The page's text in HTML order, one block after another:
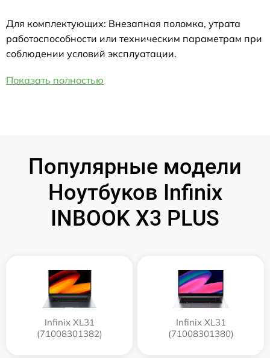
Для комплектующих: Внезапная поломка, утрата
работоспособности или техническим параметрам при
соблюдении условий эксплуатации.
Показать полностью
Популярные модели
Ноутбуков Infinix
INBOOK X3 PLUS
Infinix XL31
(71008301382)
Infinix XL31
(71008301380)